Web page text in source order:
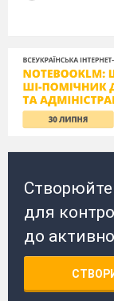
для
до